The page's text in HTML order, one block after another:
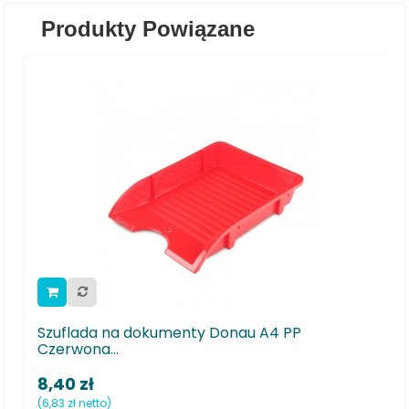
Produkty Powiązane
A4 PP Szuflada na dokumenty Donau A4